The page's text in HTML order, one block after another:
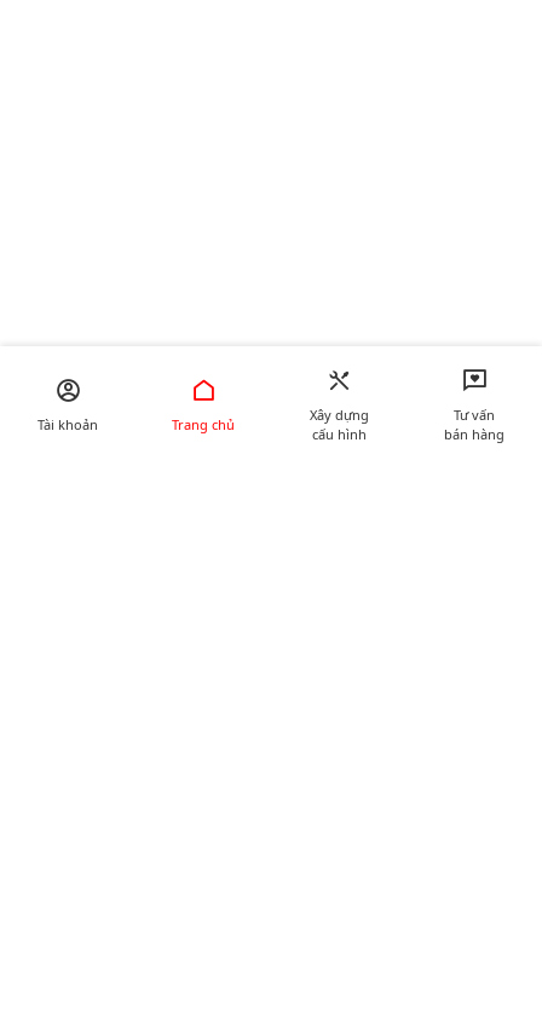
Tài khoản Trang chủ
Xây dựng
cấu hình
Tư vấn
bán hàng